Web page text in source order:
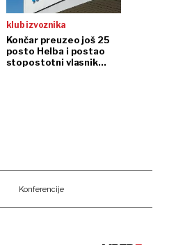
klub izvoznika
Končar preuzeo još 25
posto Helba i postao
stopostotni vlasnik
Konferencije